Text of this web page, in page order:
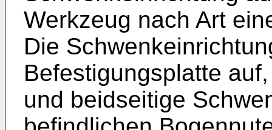
Werkzeug nach Art
Die
Befestigungsplatte
und beidseitige